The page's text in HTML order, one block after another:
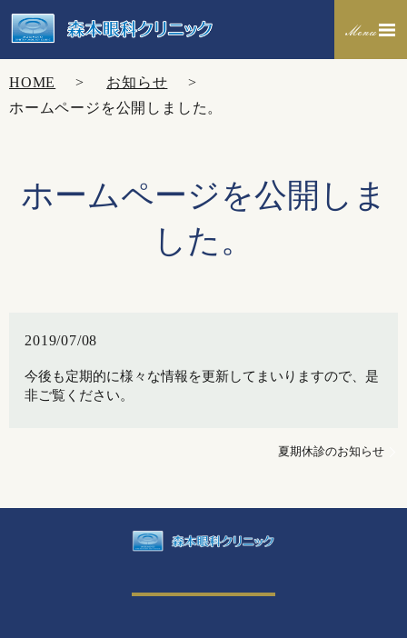
HOME
お知らせ
ホームページを公開しました。
ホームページを公開しま
した。
2019/07/08
今後も定期的に様々な情報を更新してまいりますので、是
非ご覧ください。
夏期休診のお知らせ